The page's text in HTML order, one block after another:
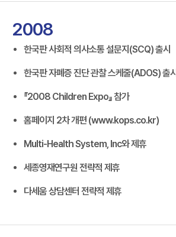
2008
한국판 사회적 의사소통 설문지(SCQ) 출시
한국판 자폐증 진단 관찰 스케줄(ADOS) 출시
『2008 Children Expo』 참가
홈페이지 2차 개편 (www.kops.co.kr)
Multi-Health System, Inc와 제휴
세종영재연구원 전략적 제휴
다세움 상담센터 전략적 제휴